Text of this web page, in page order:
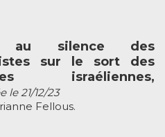
au silence des
sur le sort des
israéliennes,
le 21/12/23
Fellous.